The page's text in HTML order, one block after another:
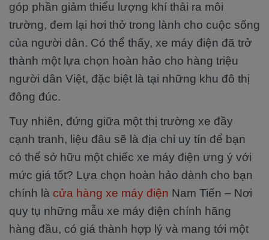
góp phần giảm thiểu lượng khí thải ra môi
trường, đem lại hơi thở trong lành cho cuộc sống
của người dân. Có thể thấy, xe máy điện đã trở
thành một lựa chọn hoàn hảo cho hàng triệu
người dân Việt, đặc biệt là tại những khu đô thị
đông đúc.
Tuy nhiên, đứng giữa một thị trường xe đầy
cạnh tranh, liệu đâu sẽ là địa chỉ uy tín để bạn
có thể sở hữu một chiếc xe máy điện ưng ý với
mức giá tốt? Lựa chọn hoàn hảo dành cho bạn
chính là cửa hàng xe máy điện Nam Tiến – Nơi
quy tụ những mẫu xe máy điện chính hãng
hàng đầu, có giá thành hợp lý và mang tới một